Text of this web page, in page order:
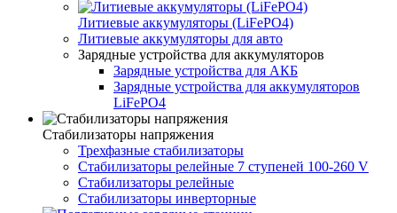
Литиевые аккумуляторы (LiFePО4)
Литиевые аккумуляторы для авто
Зарядные устройства для аккумуляторов
Зарядные устройства для АКБ
Зарядные устройства для аккумуляторов
LiFePO4
Стабилизаторы напряжения
Трехфазные стабилизаторы
Стабилизаторы релейные 7 ступеней 100-260 V
Стабилизаторы релейные
Стабилизаторы инверторные